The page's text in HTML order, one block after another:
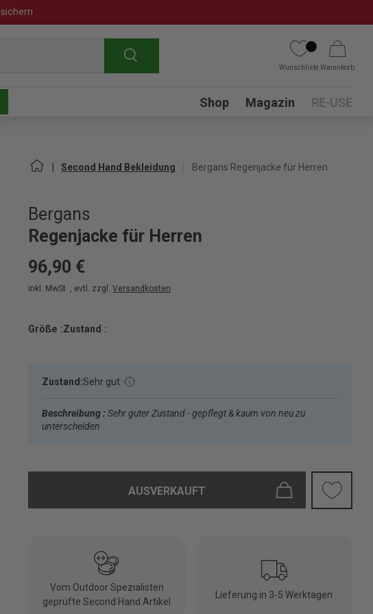
sichern
Suchen
WunschlisteWarenkorb
Submenu
Shop Magazin RE-USE
Second Hand Bekleidung Bergans Regenjacke für Herren
Bergans
Regenjacke für Herren
96,90 €
inkl. MwSt. , evtl. zzgl.Versandkosten
Größe :Zustand :
Zustand:Sehr gut
Beschreibung :Sehr guter Zustand - gepflegt & kaum von neu zu
unterscheiden
AUSVERKAUFT
Vom Outdoor Spezialisten
geprüfte Second Hand Artikel
Lieferung in 3-5 Werktagen